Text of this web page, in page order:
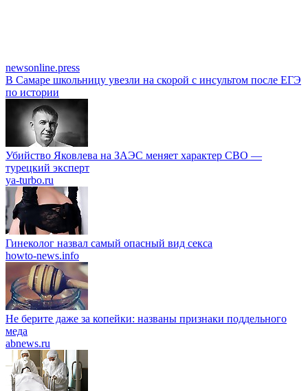
newsonline.press
В Самаре школьницу увезли на скорой с инсультом после ЕГЭ
по истории
Убийство Яковлева на ЗАЭС меняет характер СВО —
турецкий эксперт
ya-turbo.ru
Гинеколог назвал самый опасный вид секса
howto-news.info
Не берите даже за копейки: названы признаки поддельного
меда
abnews.ru